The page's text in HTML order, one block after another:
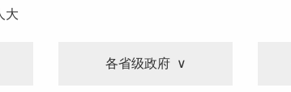
大
各省级政府